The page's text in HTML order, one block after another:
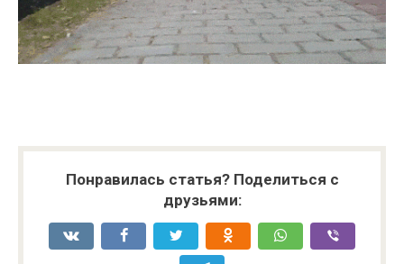
Понравилась статья? Поделиться с
друзьями: